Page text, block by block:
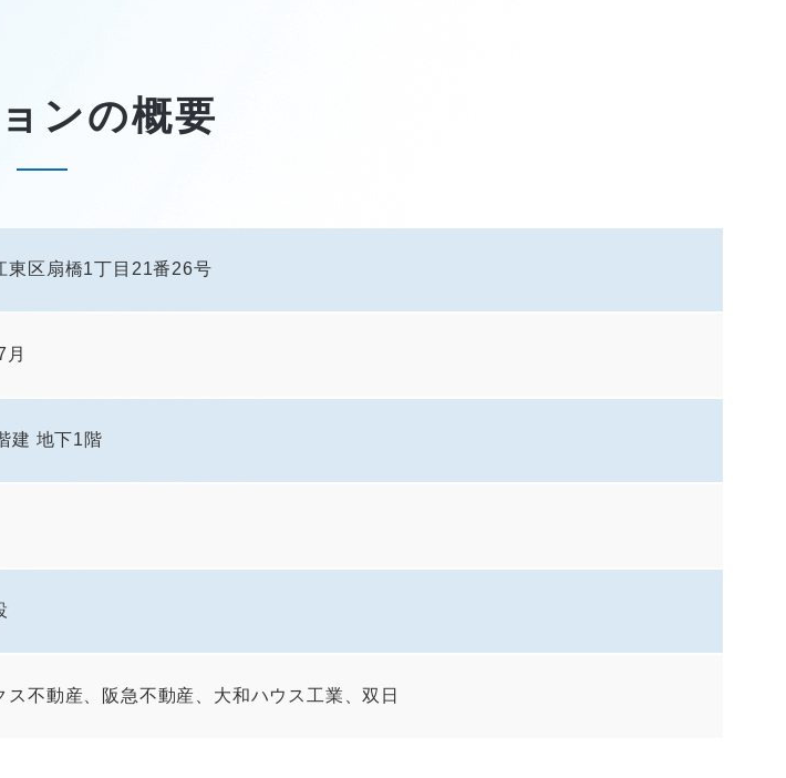
ンの概要
東区扇橋1丁目21番26号
月
建 地下1階
ス不動産、阪急不動産、大和ハウス工業、双日